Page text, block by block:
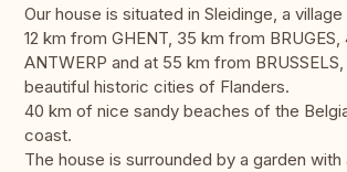
Our house is situated in Sleidinge, a
12 km from GHENT, 35 km from
ANTWERP and at 55 km from
beautiful historic cities of Flanders.
40 km of nice sandy beaches of the
coast.
The house is surrounded by a garden with